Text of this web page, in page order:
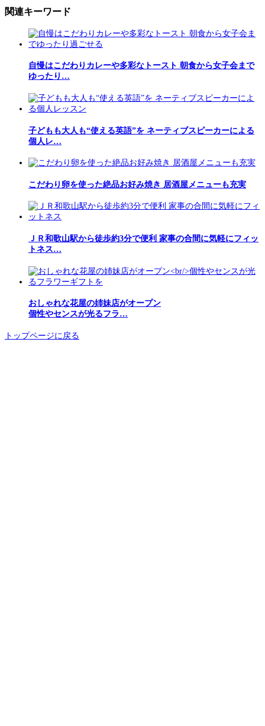
関連キーワード
自慢はこだわりカレーや多彩なトースト 朝食から女子会まで
ゆったり…
子どもも大人も“使える英語”を ネーティブスピーカーによる
個人レ…
こだわり卵を使った絶品お好み焼き 居酒屋メニューも充実
ＪＲ和歌山駅から徒歩約3分で便利 家事の合間に気軽にフィッ
トネス…
おしゃれな花屋の姉妹店がオープン
個性やセンスが光るフラ…
トップページに戻る